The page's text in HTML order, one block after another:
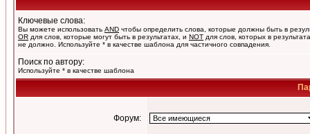
Ключевые слова:
Вы можете использовать AND чтобы определить слова, которые должны быть в
OR для слов, которые могут быть в результатах, и NOT для слов, которых в
не должно. Используйте * в качестве шаблона для частичного совпадения.
Поиск по автору:
Используйте * в качестве шаблона
Форум: